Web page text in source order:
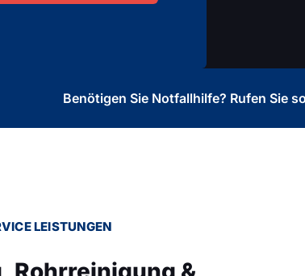
Benötigen Sie Notfallhilfe? Rufen Sie
LEISTUNGEN